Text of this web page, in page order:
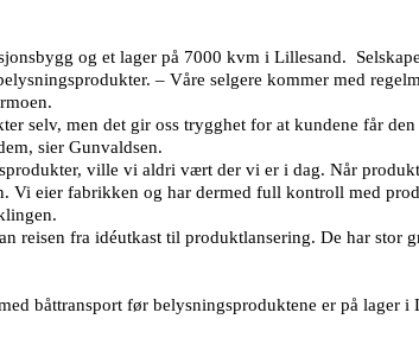
og et lager på 7000 kvm i Lillesand.
– Våre selgere kommer med
selv, men det gir oss trygghet for at kundene får
sier Gunvaldsen.
ville vi aldri vært der vi er i dag. Når
Vi eier fabrikken og har dermed full kontroll med
reisen fra idéutkast til produktlansering. De har stor
båttransport før belysningsproduktene er på lager